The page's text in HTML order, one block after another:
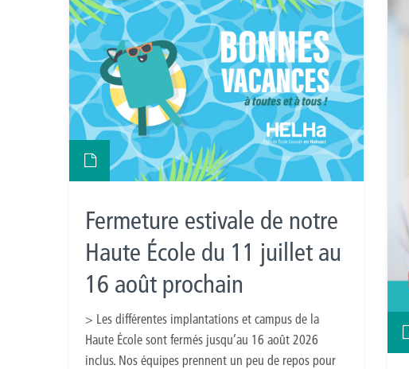
Fermeture estivale de notre
Haute École du 11 juillet au
16 août prochain
> Les différentes implantations et campus de la
Haute École sont fermés jusqu’au 16 août 2026
inclus. Nos équipes prennent un peu de repos pour